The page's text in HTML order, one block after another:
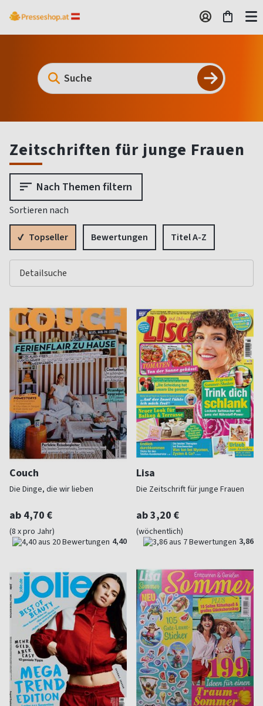
Zeitschriften für junge Frauen
Nach Themen filtern
Sortieren nach
Topseller Bewertungen Titel A-Z
Couch
Die Dinge, die wir lieben
ab 4,70 €
(8 x pro Jahr)
4,40
Lisa
Die Zeitschrift für junge Frauen
ab 3,20 €
(wöchentlich)
3,86